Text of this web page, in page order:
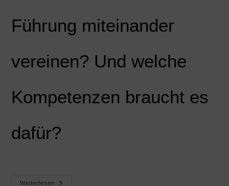
Führung miteinander
vereinen? Und welche
Kompetenzen braucht es
dafür?
Weiterlesen